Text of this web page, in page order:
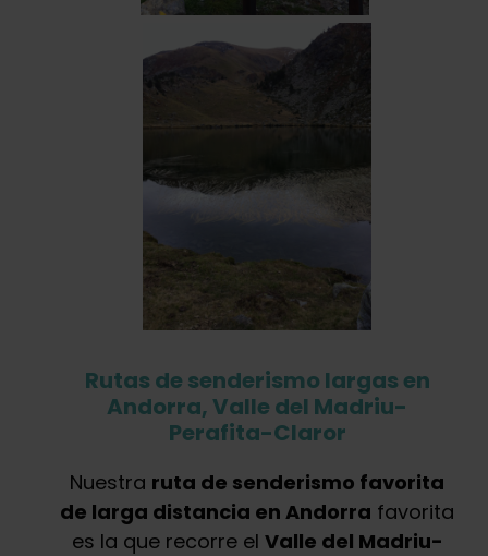
Rutas de senderismo largas en
Andorra, Valle del Madriu-
Perafita-Claror
Nuestra ruta de senderismo favorita
de larga distancia en Andorra favorita
es la que recorre el Valle del Madriu-